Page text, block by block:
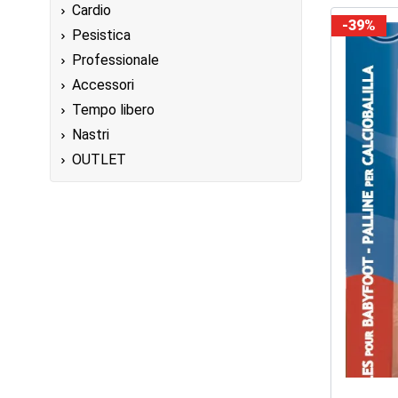
Cardio
Pesistica
Professionale
Accessori
Tempo libero
Nastri
OUTLET
-39%